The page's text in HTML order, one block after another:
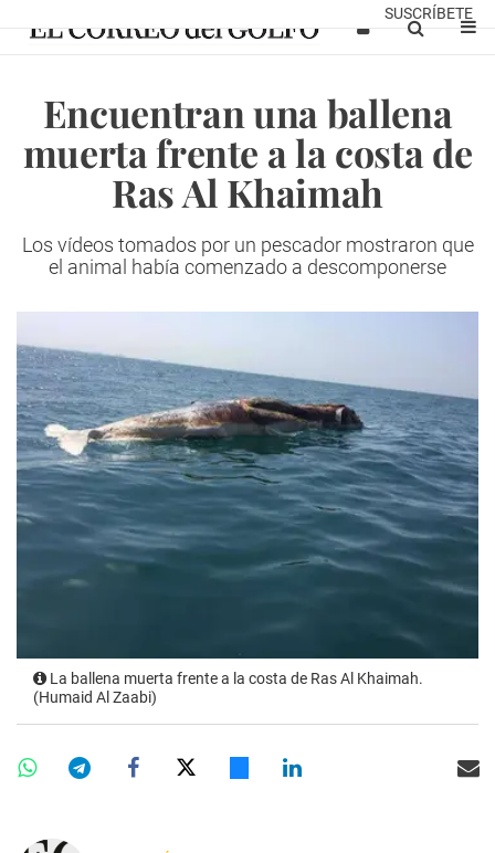
SUSCRÍBETE
Encuentran una ballena
muerta frente a la costa de
Ras Al Khaimah
Los vídeos tomados por un pescador mostraron que
el animal había comenzado a descomponerse
La ballena muerta frente a la costa de Ras Al Khaimah.
(Humaid Al Zaabi)